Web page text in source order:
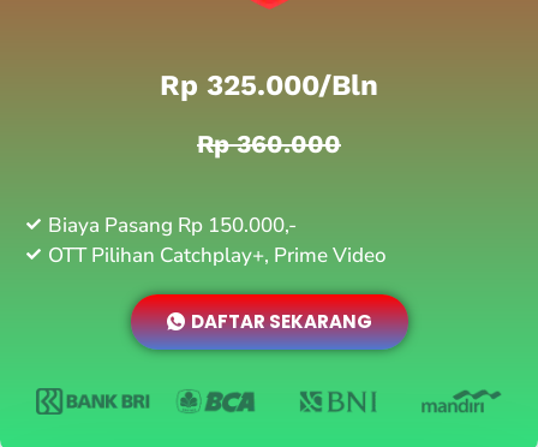
Rp 325.000/bln
Rp 360.000
Biaya Pasang Rp 150.000,-
OTT Pilihan Catchplay+, Prime Video
DAFTAR SEKARANG